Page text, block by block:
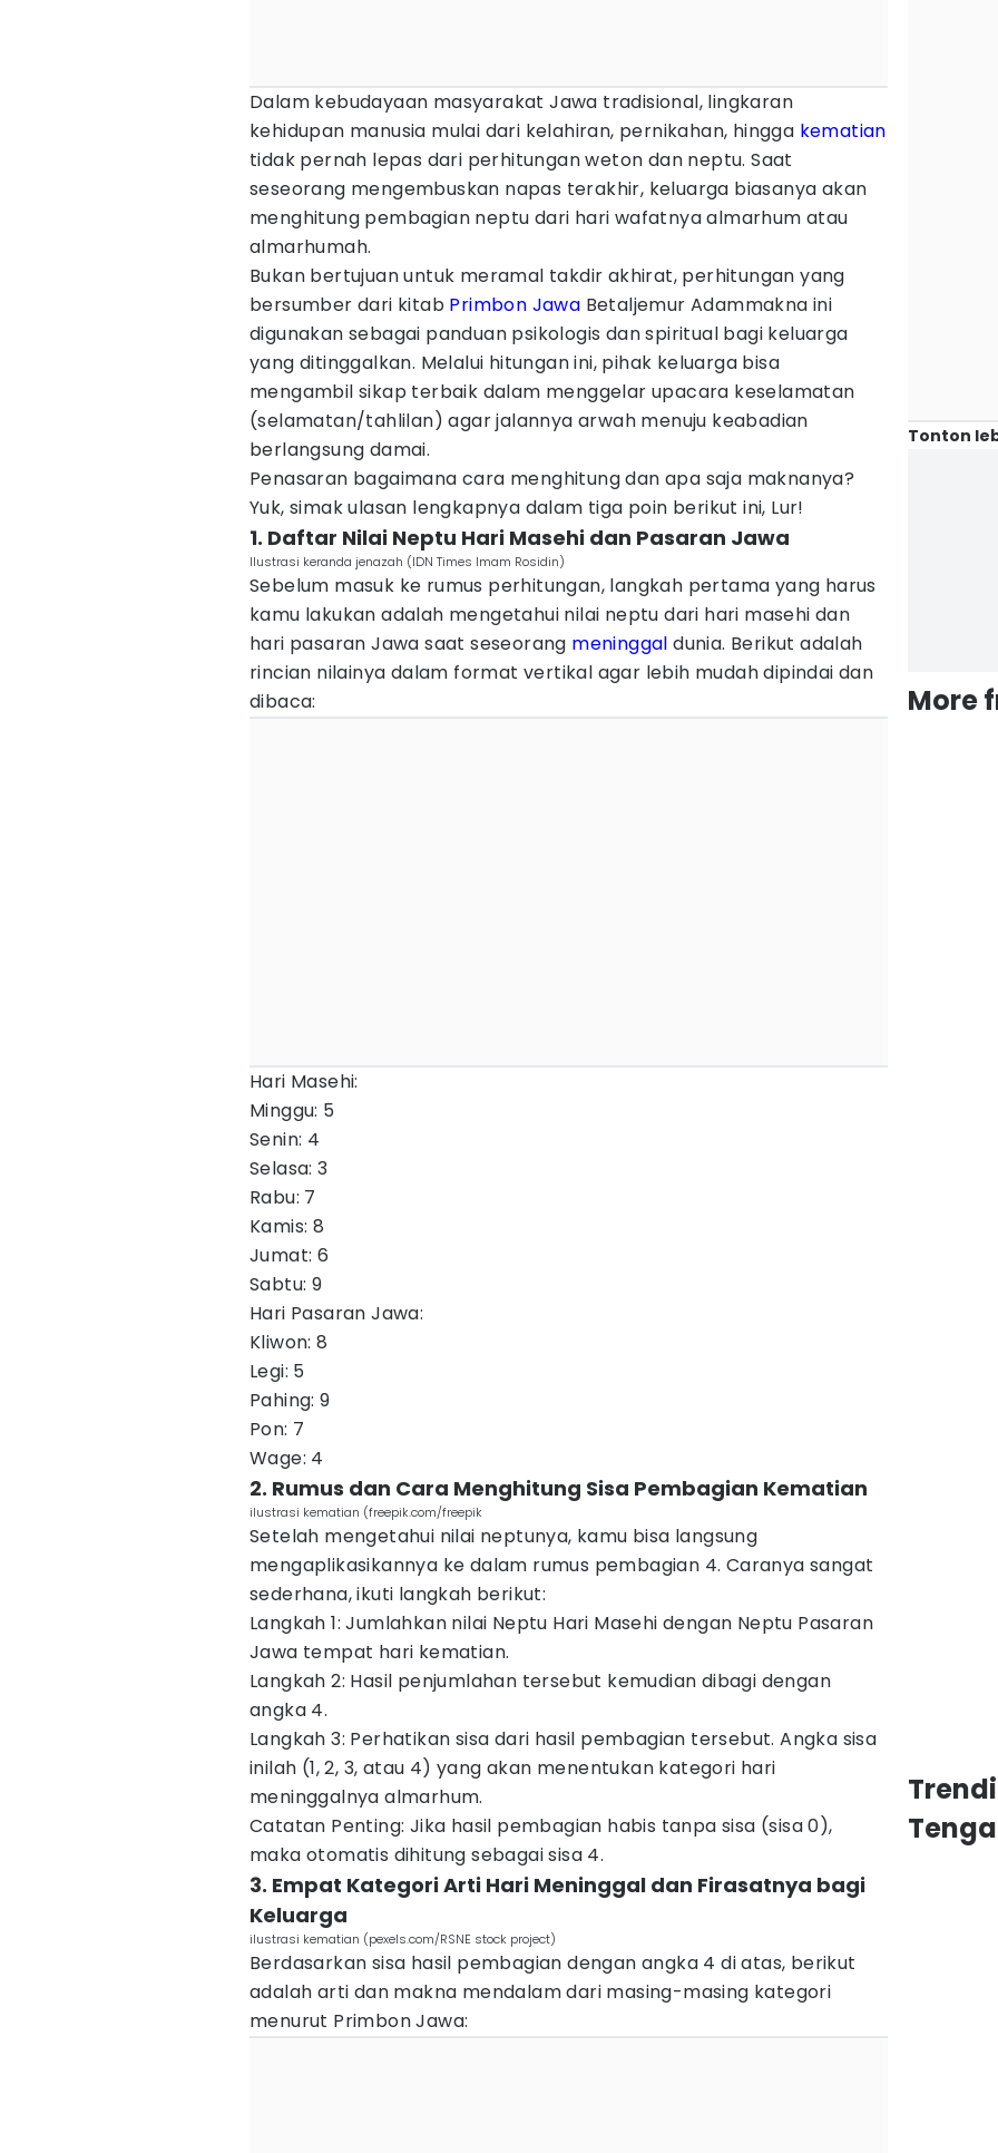
Dalam kebudayaan masyarakat Jawa tradisional, lingkaran
kehidupan manusia mulai dari kelahiran, pernikahan, hingga kematian
tidak pernah lepas dari perhitungan weton dan neptu. Saat
seseorang mengembuskan napas terakhir, keluarga biasanya akan
menghitung pembagian neptu dari hari wafatnya almarhum atau
almarhumah.
Bukan bertujuan untuk meramal takdir akhirat, perhitungan yang
bersumber dari kitab Primbon Jawa Betaljemur Adammakna ini
digunakan sebagai panduan psikologis dan spiritual bagi keluarga
yang ditinggalkan. Melalui hitungan ini, pihak keluarga bisa
mengambil sikap terbaik dalam menggelar upacara keselamatan
(selamatan/tahlilan) agar jalannya arwah menuju keabadian
berlangsung damai.
Penasaran bagaimana cara menghitung dan apa saja maknanya?
Yuk, simak ulasan lengkapnya dalam tiga poin berikut ini, Lur!
1. Daftar Nilai Neptu Hari Masehi dan Pasaran Jawa
Ilustrasi keranda jenazah (IDN Times Imam Rosidin)
Sebelum masuk ke rumus perhitungan, langkah pertama yang harus
kamu lakukan adalah mengetahui nilai neptu dari hari masehi dan
hari pasaran Jawa saat seseorang meninggal dunia. Berikut adalah
rincian nilainya dalam format vertikal agar lebih mudah dipindai dan
dibaca:
Hari Masehi:
Minggu: 5
Senin: 4
Selasa: 3
Rabu: 7
Kamis: 8
Jumat: 6
Sabtu: 9
Hari Pasaran Jawa:
Kliwon: 8
Legi: 5
Pahing: 9
Pon: 7
Wage: 4
2. Rumus dan Cara Menghitung Sisa Pembagian Kematian
ilustrasi kematian (freepik.com/freepik
Setelah mengetahui nilai neptunya, kamu bisa langsung
mengaplikasikannya ke dalam rumus pembagian 4. Caranya sangat
sederhana, ikuti langkah berikut:
Langkah 1: Jumlahkan nilai Neptu Hari Masehi dengan Neptu Pasaran
Jawa tempat hari kematian.
Langkah 2: Hasil penjumlahan tersebut kemudian dibagi dengan
angka 4.
Langkah 3: Perhatikan sisa dari hasil pembagian tersebut. Angka sisa
inilah (1, 2, 3, atau 4) yang akan menentukan kategori hari
meninggalnya almarhum.
Catatan Penting: Jika hasil pembagian habis tanpa sisa (sisa 0),
maka otomatis dihitung sebagai sisa 4.
3. Empat Kategori Arti Hari Meninggal dan Firasatnya bagi
Keluarga
ilustrasi kematian (pexels.com/RSNE stock project)
Berdasarkan sisa hasil pembagian dengan angka 4 di atas, berikut
adalah arti dan makna mendalam dari masing-masing kategori
menurut Primbon Jawa:
Tonton
More